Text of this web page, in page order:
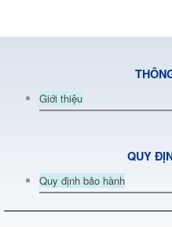
Giới thiệu
QUY
Quy định bảo hành